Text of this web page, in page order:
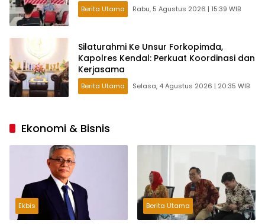
Berita Utama Rabu, 5 Agustus 2026 | 15:39 WIB
Silaturahmi Ke Unsur Forkopimda,
Kapolres Kendal: Perkuat Koordinasi dan
Kerjasama
Berita Utama Selasa, 4 Agustus 2026 | 20:35 WIB
Ekonomi & Bisnis
Ekbis Berita Utama